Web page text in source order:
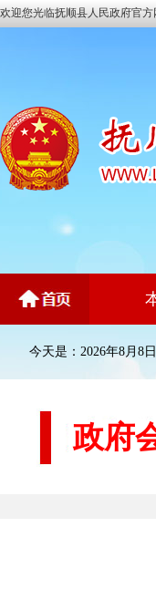
欢迎您光临抚顺县人民政府官
今天是：2026年8月8
政府